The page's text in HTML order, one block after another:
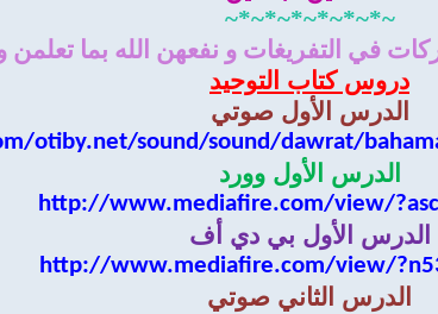
~*~*~*~*~*~*~
في التفريغات و نفعهن الله بما تعلمن
دروس كتاب التوحيد
الدرس الأول صوتي
otiby.net/sound/sound/dawrat/
الدرس الأول وورد
http://www.mediafire.com/view/
الدرس الأول بي دي أف
http://www.mediafire.com/view/
الدرس الثاني صوتي